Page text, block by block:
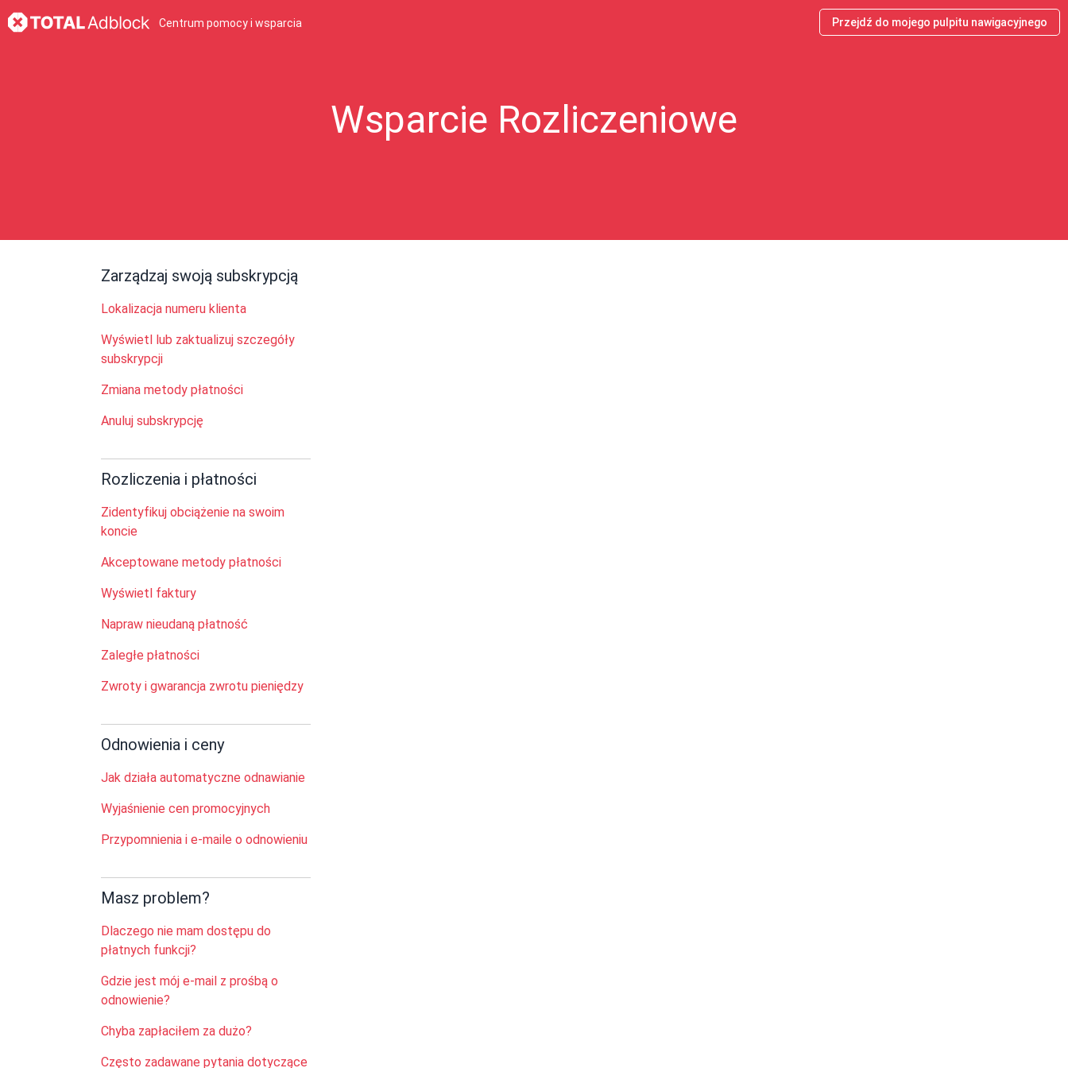
Centrum pomocy i wsparcia Przejdź do mojego pulpitu nawigacyjnego
Wsparcie Rozliczeniowe
Zarządzaj swoją subskrypcją
Lokalizacja numeru klienta
Wyświetl lub zaktualizuj szczegóły
subskrypcji
Zmiana metody płatności
Anuluj subskrypcję
Rozliczenia i płatności
Zidentyfikuj obciążenie na swoim
koncie
Akceptowane metody płatności
Wyświetl faktury
Napraw nieudaną płatność
Zaległe płatności
Zwroty i gwarancja zwrotu pieniędzy
Odnowienia i ceny
Jak działa automatyczne odnawianie
Wyjaśnienie cen promocyjnych
Przypomnienia i e-maile o odnowieniu
Masz problem?
Dlaczego nie mam dostępu do
płatnych funkcji?
Gdzie jest mój e-mail z prośbą o
odnowienie?
Chyba zapłaciłem za dużo?
Często zadawane pytania dotyczące